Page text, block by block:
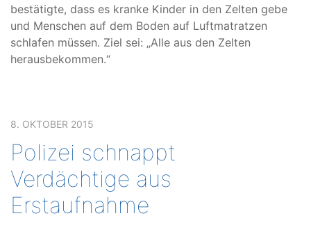
bestätigte, dass es kranke Kinder in den Zelten gebe
und Menschen auf dem Boden auf Luftmatratzen
schlafen müssen. Ziel sei: „Alle aus den Zelten
herausbekommen.“
8. OKTOBER 2015
Polizei schnappt
Verdächtige aus
Erstaufnahme